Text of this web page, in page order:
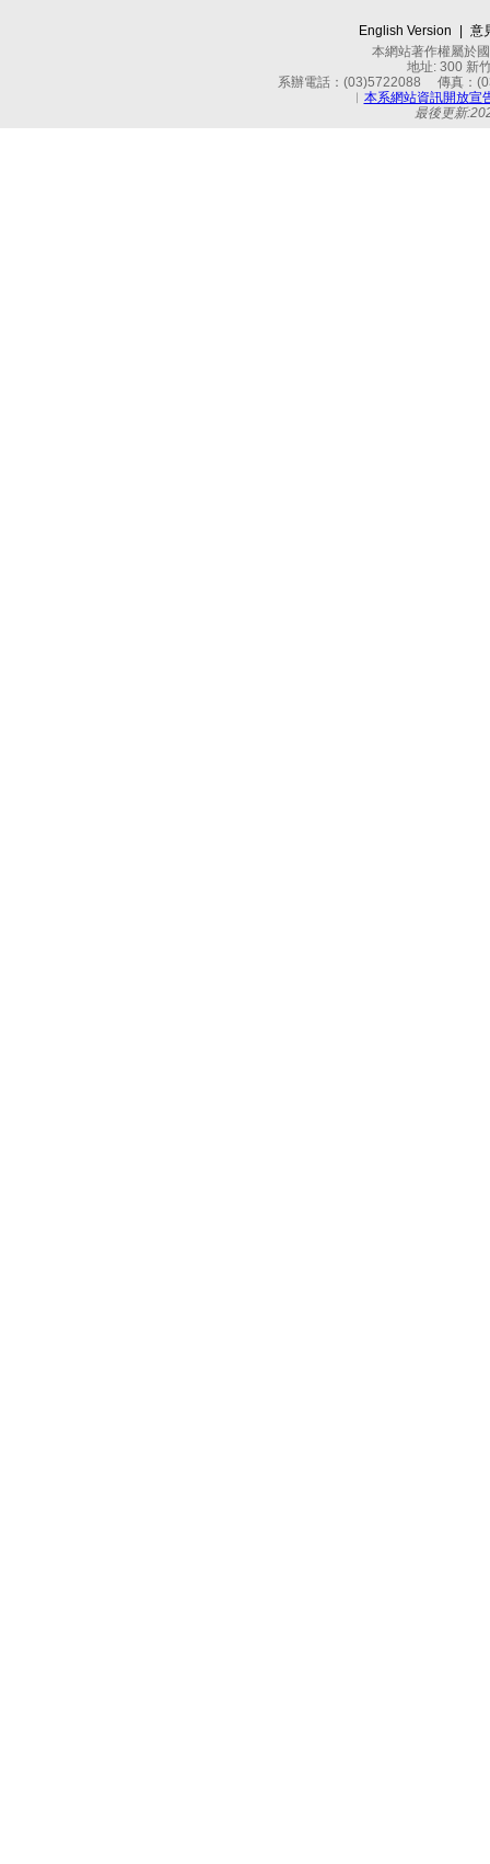
English Version
意
本網站著作權屬於
地址: 300 新
系辦電話：(03)5722088 傳真：
︱ 本系網站資訊開放宣
最後更新